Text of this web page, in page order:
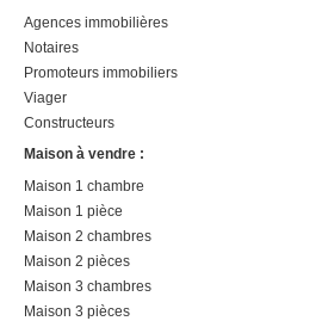
Agences immobilières
Notaires
Promoteurs immobiliers
Viager
Constructeurs
Maison à vendre :
Maison 1 chambre
Maison 1 pièce
Maison 2 chambres
Maison 2 pièces
Maison 3 chambres
Maison 3 pièces